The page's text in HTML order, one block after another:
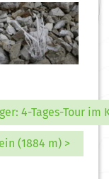
4-Tages-Tour
(1884 m) >